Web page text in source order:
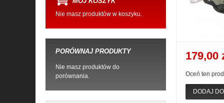
179,00
Oceń ten
DODAJ
Nie masz produktów w koszyku.
PORÓWNAJ PRODUKTY
Nie masz produktów do
porównania.